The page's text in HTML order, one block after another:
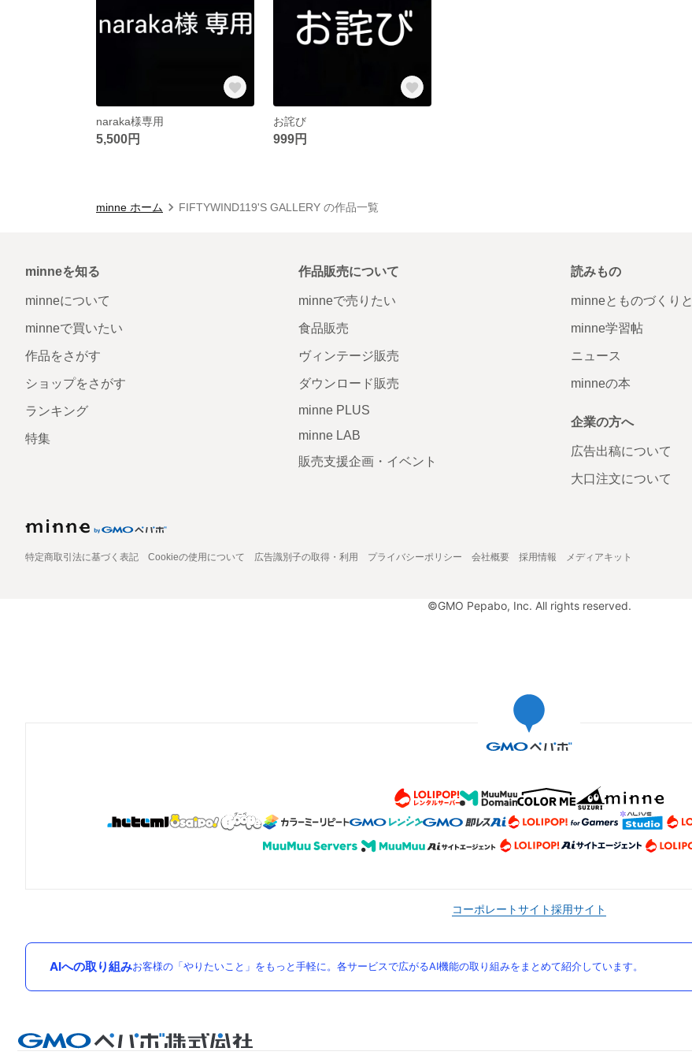
naraka様専用
5,500円
お詫び
999円
minne ホーム FIFTYWIND119'S GALLERY の作品一覧
minneを知る
minneについて
minneで買いたい
作品をさがす
ショップをさがす
ランキング
特集
作品販売について
minneで売りたい
食品販売
ヴィンテージ販売
ダウンロード販売
minne PLUS
minne LAB
販売支援企画・イベント
読みもの
minneとものづくりと
minne学習帖
ニュース
minneの本
企業の方へ
広告出稿について
大口注文について
特定商取引法に基づく表記 Cookieの使用について 広告識別子の取得・利用 プライバシーポリシー 会社概要 採用情報 メディアキット
©GMO Pepabo, Inc. All rights reserved.
コーポレートサイト採用サイト
AIへの取り組みお客様の「やりたいこと」をもっと手軽に。各サービスで広がるAI機能の取り組みをまとめて紹介しています。